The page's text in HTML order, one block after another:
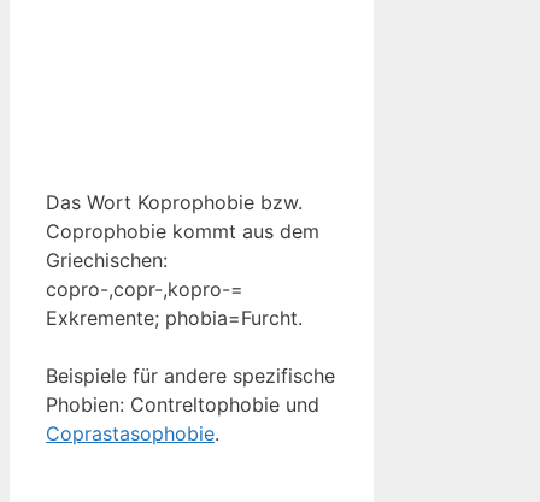
Das Wort Koprophobie bzw.
Coprophobie kommt aus dem
Griechischen:
copro-,copr-,kopro-=
Exkremente; phobia=Furcht.
Beispiele für andere spezifische
Phobien: Contreltophobie und
Coprastasophobie.